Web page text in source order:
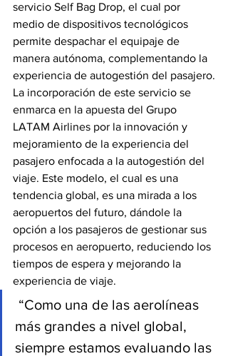
servicio Self Bag Drop, el cual por
medio de dispositivos tecnológicos
permite despachar el equipaje de
manera autónoma, complementando la
experiencia de autogestión del pasajero.
La incorporación de este servicio se
enmarca en la apuesta del Grupo
LATAM Airlines por la innovación y
mejoramiento de la experiencia del
pasajero enfocada a la autogestión del
viaje. Este modelo, el cual es una
tendencia global, es una mirada a los
aeropuertos del futuro, dándole la
opción a los pasajeros de gestionar sus
procesos en aeropuerto, reduciendo los
tiempos de espera y mejorando la
experiencia de viaje.
más grandes a nivel global,
siempre estamos evaluando las